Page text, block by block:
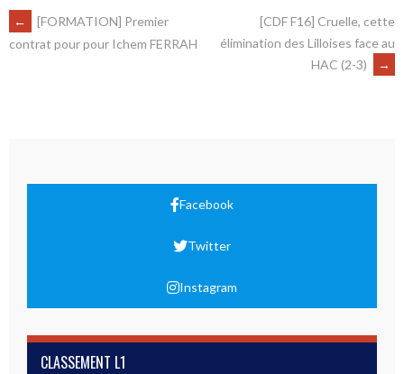
←
[FORMATION] Premier
contrat pour pour Ichem FERRAH
[CDF F16] Cruelle, cette
élimination des Lilloises face au
HAC (2-3)
→
Facebook
Twitter
Instagram
CLASSEMENT L1